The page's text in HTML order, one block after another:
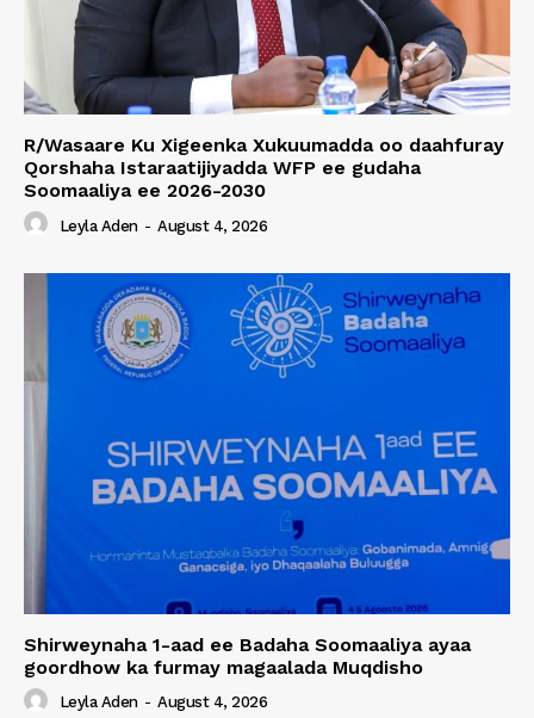
R/Wasaare Ku Xigeenka Xukuumadda oo daahfuray
Qorshaha Istaraatijiyadda WFP ee gudaha
Soomaaliya ee 2026-2030
Leyla Aden - August 4, 2026
Shirweynaha 1-aad ee Badaha Soomaaliya ayaa
goordhow ka furmay magaalada Muqdisho
Leyla Aden - August 4, 2026